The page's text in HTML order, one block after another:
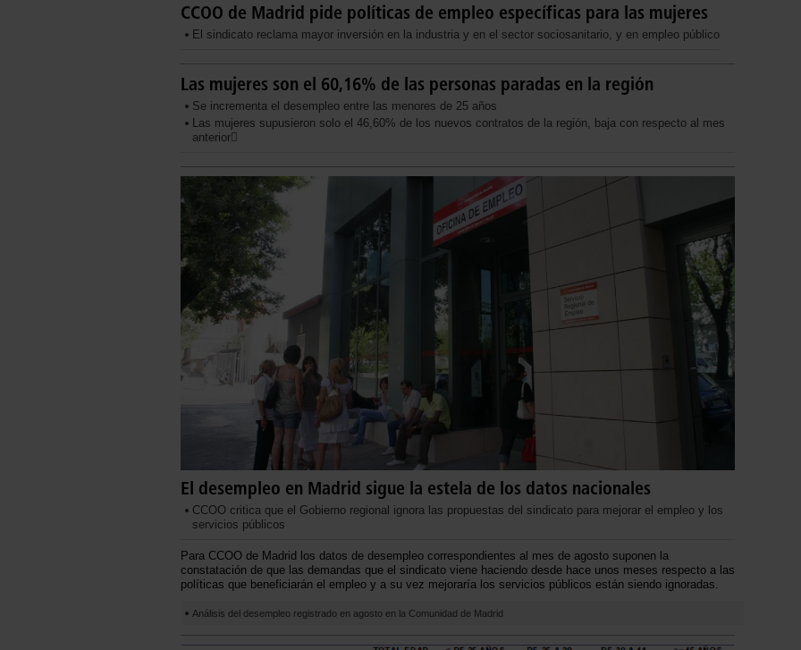
CCOO de Madrid pide políticas de empleo específicas para las mujeres
El sindicato reclama mayor inversión en la industria y en el sector sociosanitario, y en empleo público
Las mujeres son el 60,16% de las personas paradas en la región
Se incrementa el desempleo entre las menores de 25 años
Las mujeres supusieron solo el 46,60% de los nuevos contratos de la región, baja con respecto al mes
anterior
El desempleo en Madrid sigue la estela de los datos nacionales
CCOO critica que el Gobierno regional ignora las propuestas del sindicato para mejorar el empleo y los
servicios públicos
Para CCOO de Madrid los datos de desempleo correspondientes al mes de agosto suponen la
constatación de que las demandas que el sindicato viene haciendo desde hace unos meses respecto a las
políticas que beneficiarán el empleo y a su vez mejoraría los servicios públicos están siendo ignoradas.
Análisis del desempleo registrado en agosto en la Comunidad de Madrid